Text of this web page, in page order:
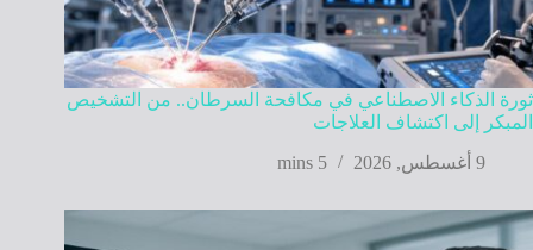
ثورة الذكاء الاصطناعي في مكافحة السرطان.. من التشخيص
المبكر إلى اكتشاف العلاجات
9 أغسطس, 2026
5 mins